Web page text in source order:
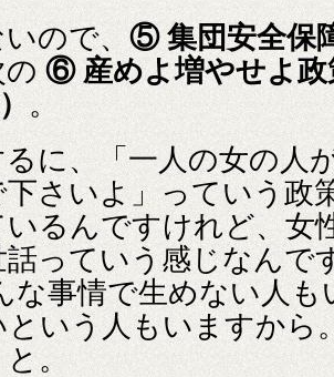
ので、⑤ 集団安全保
の⑥ 産めよ増やせよ政
。
に、「一人の女の人
下さいよ」っていう政
るんですけれど、女
話っていう感じなんで
な事情で生めない人も
いう人もいますから
。